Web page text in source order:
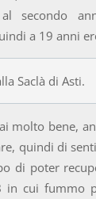
secondo
a 19 anni
Saclà di Asti.
molto bene,
quindi di
di poter
in cui fummo